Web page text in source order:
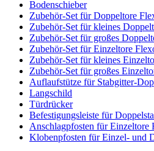
Bodenschieber
Zubehör-Set für Doppeltore
Zubehör-Set für kleines
Zubehör-Set für großes
Zubehör-Set für Einzeltore
Zubehör-Set für kleines
Zubehör-Set für großes
Auflaufstütze für Stabgitter-
Langschild
Türdrücker
Befestigungsleiste für
Anschlagpfosten für Einzeltore
Klobenpfosten für Einzel- und